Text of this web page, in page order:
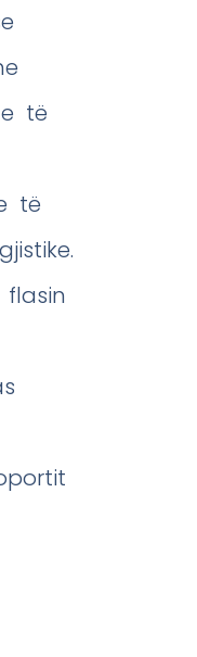
të
të